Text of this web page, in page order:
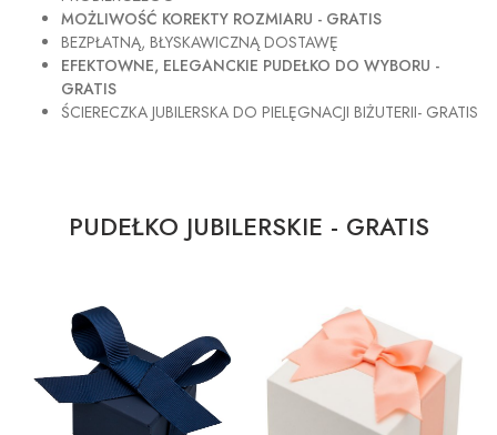
MOŻLIWOŚĆ KOREKTY ROZMIARU - GRATIS
BEZPŁATNĄ, BŁYSKAWICZNĄ DOSTAWĘ
EFEKTOWNE, ELEGANCKIE PUDEŁKO DO WYBORU -
GRATIS
ŚCIERECZKA JUBILERSKA DO PIELĘGNACJI BIŻUTERII- GRATIS
PUDEŁKO JUBILERSKIE - GRATIS